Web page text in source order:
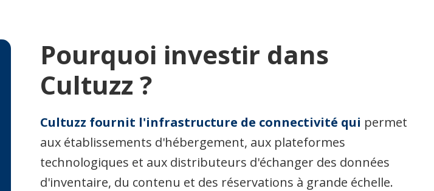
Pourquoi investir dans
Cultuzz ?
Cultuzz fournit l'infrastructure de connectivité qui permet
aux établissements d'hébergement, aux plateformes
technologiques et aux distributeurs d'échanger des données
d'inventaire, du contenu et des réservations à grande échelle.